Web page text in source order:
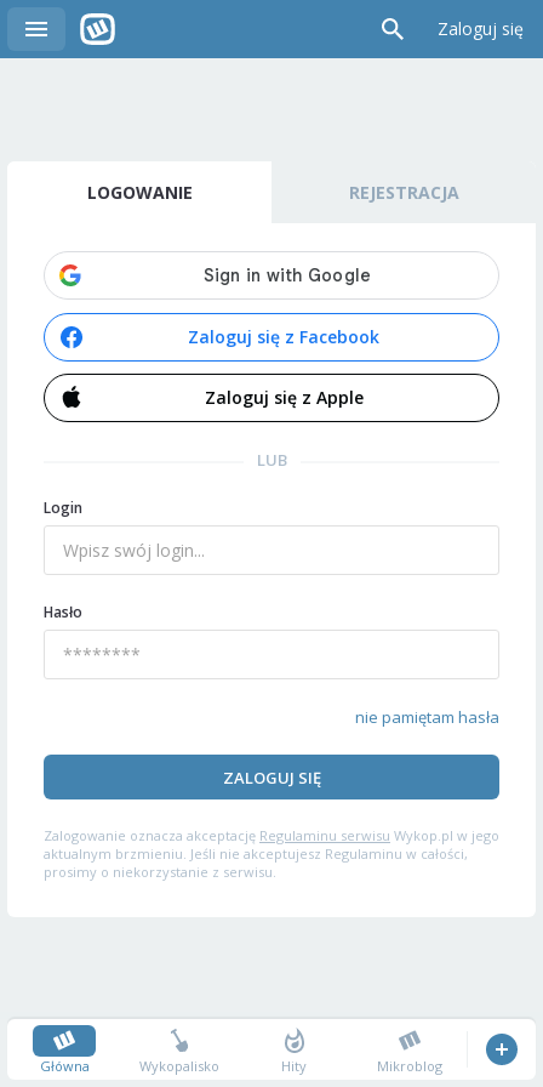
Zaloguj się
LOGOWANIE REJESTRACJA
Zaloguj się z Facebook
Zaloguj się z Apple
LUB
Login
Hasło
nie pamiętam hasła
ZALOGUJ SIĘ
Zalogowanie oznacza akceptację Regulaminu serwisu Wykop.pl w jego
aktualnym brzmieniu. Jeśli nie akceptujesz Regulaminu w całości,
prosimy o niekorzystanie z serwisu.
Główna Wykopalisko Hity Mikroblog